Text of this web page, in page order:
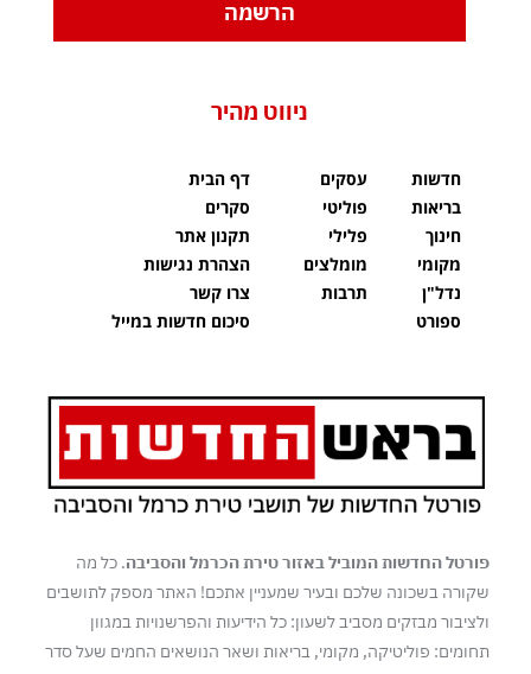
הרשמה
ניווט מהיר
חדשות
בריאות
חינוך
מקומי
נדל"ן
ספורט
עסקים
פוליטי
פלילי
מומלצים
תרבות
דף הבית
סקרים
תקנון אתר
הצהרת נגישות
צרו קשר
סיכום חדשות במייל
פורטל החדשות המוביל באזור טירת הכרמל והסביבה. כל מה
שקורה בשכונה שלכם ובעיר שמעניין אתכם! האתר מספק לתושבים
ולציבור מבזקים מסביב לשעון: כל הידיעות והפרשנויות במגוון
תחומים: פוליטיקה, מקומי, בריאות ושאר הנושאים החמים שעל סדר